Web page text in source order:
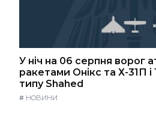
У ніч на 06 серпня ворог
ракетами Онікс та Х-31П
типу Shahed
# НОВИНИ